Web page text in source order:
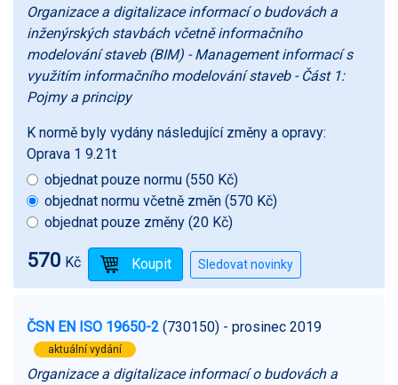
Organizace a digitalizace informací o budovách a
inženýrských stavbách včetně informačního
modelování staveb (BIM) - Management informací s
využitím informačního modelování staveb - Část 1:
Pojmy a principy
K normě byly vydány následující změny a opravy:
Oprava 1 9.21t
objednat pouze normu (550 Kč)
objednat normu včetně změn (570 Kč)
objednat pouze změny (20 Kč)
570 Kč
ČSN EN ISO 19650-2 (730150) - prosinec 2019
aktuální vydání
Organizace a digitalizace informací o budovách a